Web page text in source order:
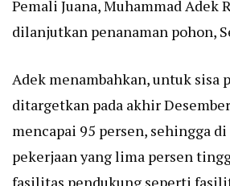
Pemali Juana, Muhammad Adek
dilanjutkan penanaman pohon,
Adek menambahkan, untuk sisa
ditargetkan pada akhir
mencapai 95 persen, sehingga di
pekerjaan yang lima persen
fasilitas pendukung seperti